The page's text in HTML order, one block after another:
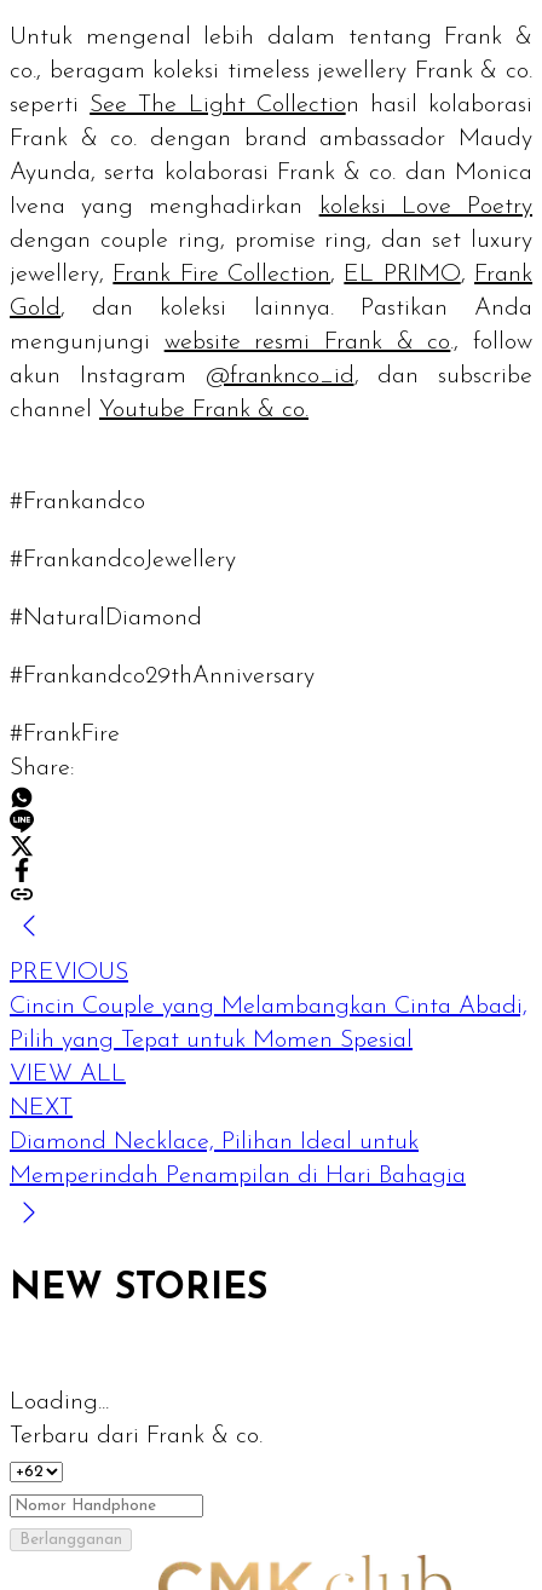
Untuk mengenal lebih dalam tentang Frank &
co., beragam koleksi timeless jewellery Frank & co.
seperti See The Light Collection hasil kolaborasi
Frank & co. dengan brand ambassador Maudy
Ayunda, serta kolaborasi Frank & co. dan Monica
Ivena yang menghadirkan
koleksi Love Poetry
dengan couple ring, promise ring, dan set luxury
jewellery, Frank Fire Collection, EL PRIMO, Frank
Gold , dan koleksi lainnya. Pastikan Anda
mengunjungi website resmi Frank & co., follow
akun Instagram @franknco_id , dan subscribe
channel Youtube Frank & co.
#Frankandco
#FrankandcoJewellery
#NaturalDiamond
#Frankandco29thAnniversary
#FrankFire
Share:
PREVIOUS
Cincin Couple yang Melambangkan Cinta Abadi,
Pilih yang Tepat untuk Momen Spesial
VIEW ALL
NEXT
Diamond Necklace, Pilihan Ideal untuk
Memperindah Penampilan di Hari Bahagia
NEW STORIES
Loading...
Terbaru dari Frank & co.
Berlangganan